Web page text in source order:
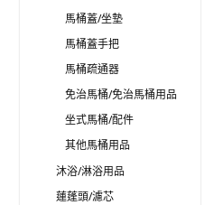
馬桶蓋/坐墊
馬桶蓋手把
馬桶疏通器
免治馬桶/免治馬桶用品
坐式馬桶/配件
其他馬桶用品
沐浴/淋浴用品
蓮蓬頭/濾芯